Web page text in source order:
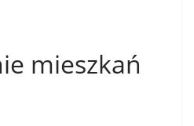
mieszkań